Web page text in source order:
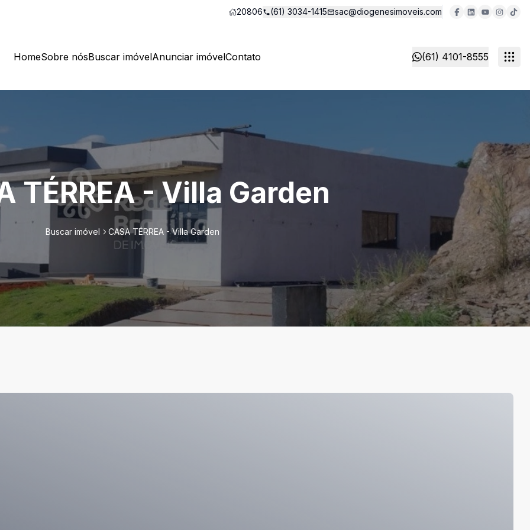
20806 (61) 3034-1415 sac@diogenesimoveis.com
HomeSobre nósBuscar imóvelAnunciar imóvelContato (61) 4101-8555
TÉRREA - Villa Garden
Buscar imóvel CASA TÉRREA - Villa Garden